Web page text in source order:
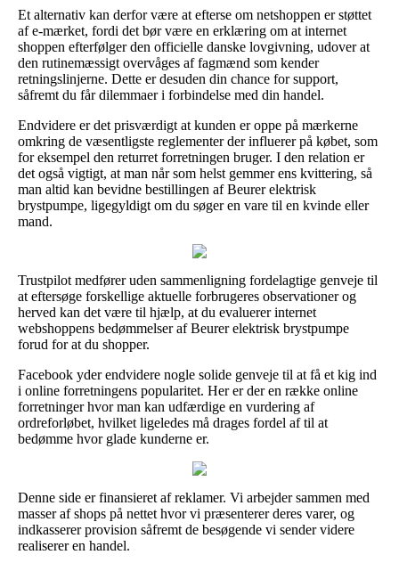
Et alternativ kan derfor være at efterse om netshoppen er støttet
af e-mærket, fordi det bør være en erklæring om at internet
shoppen efterfølger den officielle danske lovgivning, udover at
den rutinemæssigt overvåges af fagmænd som kender
retningslinjerne. Dette er desuden din chance for support,
såfremt du får dilemmaer i forbindelse med din handel.
Endvidere er det prisværdigt at kunden er oppe på mærkerne
omkring de væsentligste reglementer der influerer på købet, som
for eksempel den returret forretningen bruger. I den relation er
det også vigtigt, at man når som helst gemmer ens kvittering, så
man altid kan bevidne bestillingen af Beurer elektrisk
brystpumpe, ligegyldigt om du søger en vare til en kvinde eller
mand.
Trustpilot medfører uden sammenligning fordelagtige genveje til
at eftersøge forskellige aktuelle forbrugeres observationer og
herved kan det være til hjælp, at du evaluerer internet
webshoppens bedømmelser af Beurer elektrisk brystpumpe
forud for at du shopper.
Facebook yder endvidere nogle solide genveje til at få et kig ind
i online forretningens popularitet. Her er der en række online
forretninger hvor man kan udfærdige en vurdering af
ordreforløbet, hvilket ligeledes må drages fordel af til at
bedømme hvor glade kunderne er.
Denne side er finansieret af reklamer. Vi arbejder sammen med
masser af shops på nettet hvor vi præsenterer deres varer, og
indkasserer provision såfremt de besøgende vi sender videre
realiserer en handel.